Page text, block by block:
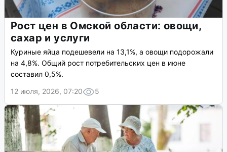
Рост цен в Омской области: овощи,
сахар и услуги
Куриные яйца подешевели на 13,1%, а овощи подорожали
на 4,8%. Общий рост потребительских цен в июне
составил 0,5%.
12 июля, 2026, 07:20
5